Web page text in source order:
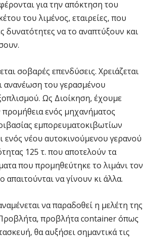
για την απόκτηση του
του λιμένος, εταιρείες, που
δυνατότητες να το αναπτύξουν και
σοβαρές επενδύσεις. Χρειάζεται
ανανέωση του γερασμένου
Ως Διοίκηση, έχουμε
ενός μηχανήματος
εμπορευματοκιβωτίων
ενός νέου αυτοκινούμενου γερανού
125 τ. που αποτελούν τα
που προμηθεύτηκε το λιμάνι τον
να γίνουν κι άλλα.
να παραδοθεί η μελέτη της
προβλήτα container όπως
θα αυξήσει σημαντικά τις